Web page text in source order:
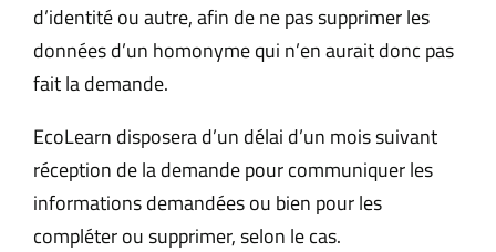
d’identité ou autre, afin de ne pas supprimer les
données d’un homonyme qui n’en aurait donc pas
fait la demande.
EcoLearn disposera d’un délai d’un mois suivant
réception de la demande pour communiquer les
informations demandées ou bien pour les
compléter ou supprimer, selon le cas.